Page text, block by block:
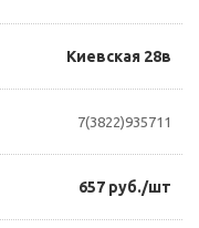
Киевская 28в
7(3822)935711
657 руб./шт